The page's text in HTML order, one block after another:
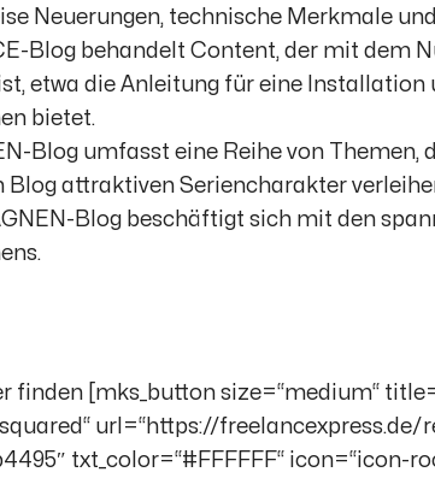
Neuerungen, technische Merkmale
Blog behandelt Content, der mit dem
etwa die Anleitung für eine Installation
bietet.
Blog umfasst eine Reihe von
Blog attraktiven Seriencharakter
Blog beschäftigt sich mit den
finden [mks_button size=“medium“
url=“https://freelancexpress.de/
txt_color=“#FFFFFF“ icon=“icon-